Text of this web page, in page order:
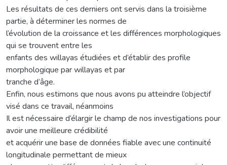
Les résultats de ces derniers ont servis dans la troisième
partie, à déterminer les normes de
l’évolution de la croissance et les différences morphologiques
qui se trouvent entre les
enfants des willayas étudiées et d’établir des profile
morphologique par willayas et par
tranche d’âge.
Enfin, nous estimons que nous avons pu atteindre l’objectif
visé dans ce travail, néanmoins
Il est nécessaire d’élargir le champ de nos investigations pour
avoir une meilleure crédibilité
et acquérir une base de données fiable avec une continuité
longitudinale permettant de mieux